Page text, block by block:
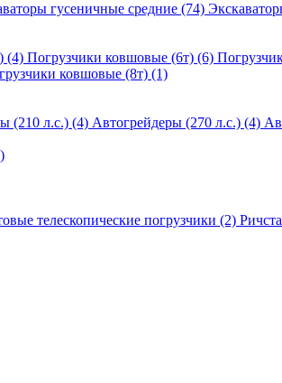
гусеничные средние (74)
(4) Погрузчики ковшовые (6т) (6)
ковшовые (8т) (1)
(210 л.с.) (4) Автогрейдеры (270 л.с.) (4)
телескопические погрузчики (2)